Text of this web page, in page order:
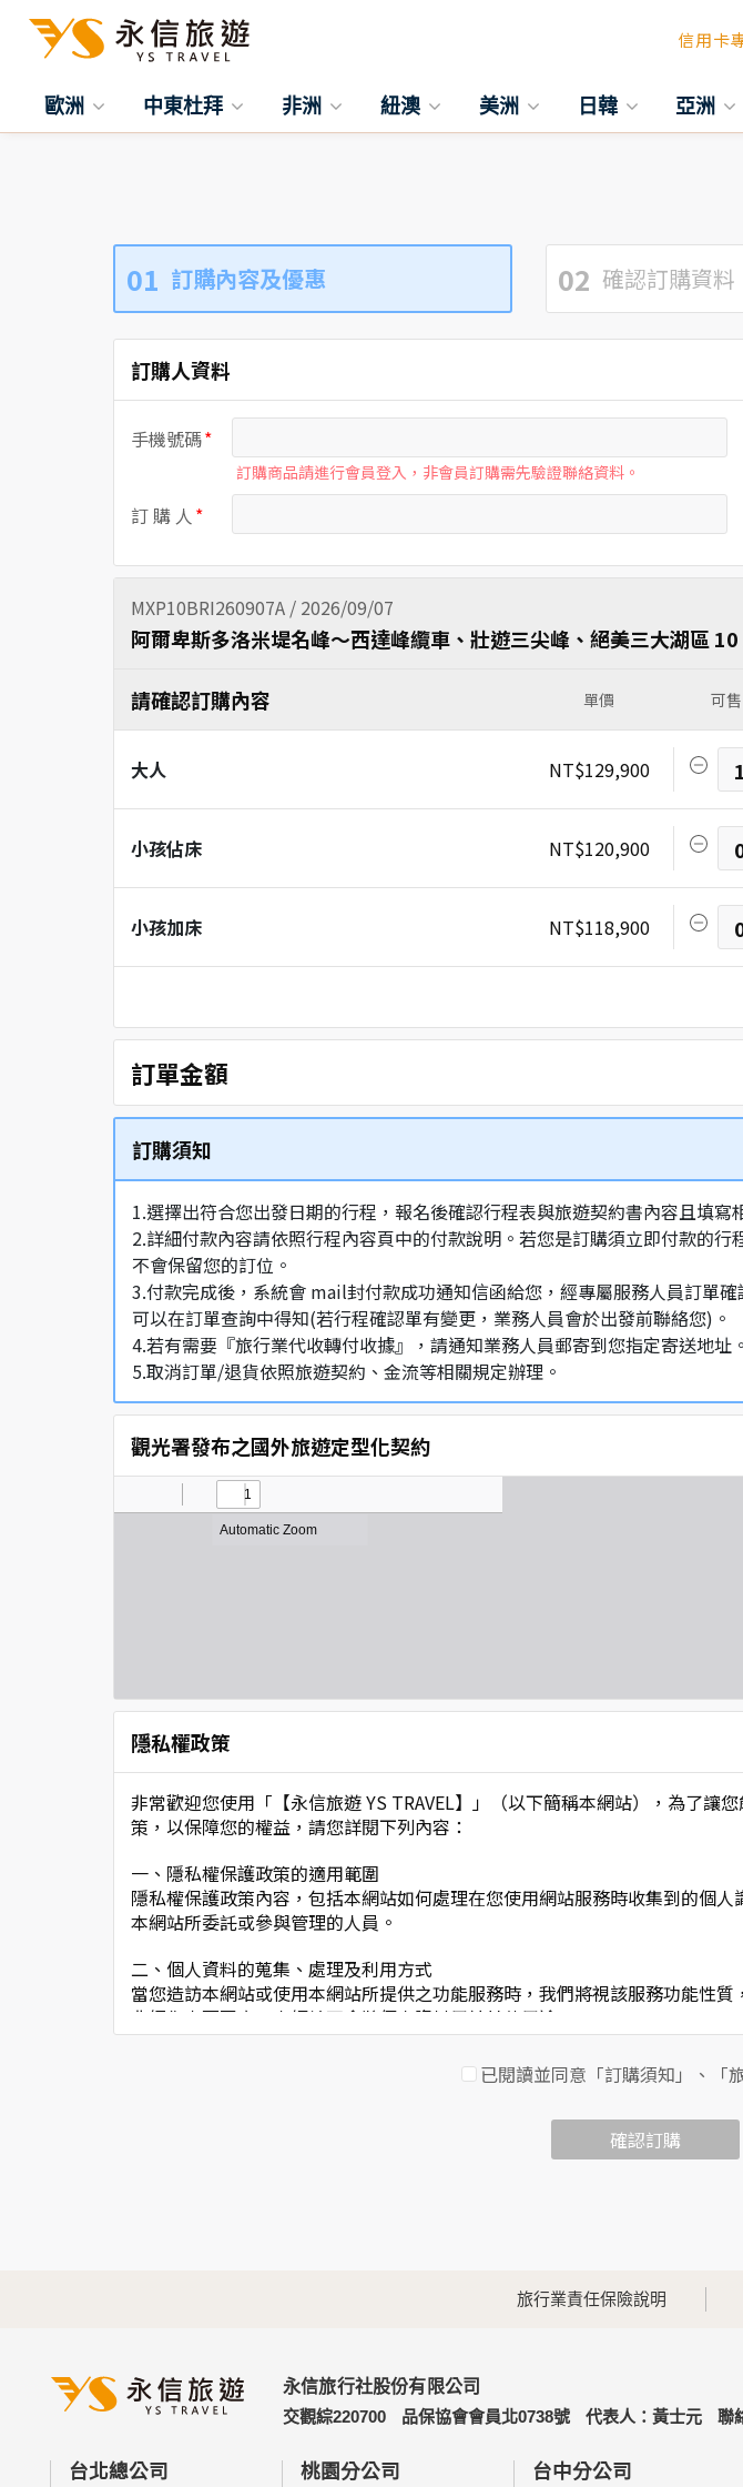
信用卡
歐洲 中東杜拜 非洲 紐澳 美洲 日韓 亞洲
01 訂購內容及優惠 02 確認訂購資料
訂購人資料
手機號碼
訂購商品請進行會員登入，非會員訂購需先驗證聯絡資料。
訂 購 人
MXP10BRI260907A / 2026/09/07
阿爾卑斯多洛米堤名峰～西達峰纜車、壯遊三尖峰、絕美三大湖區 10
請確認訂購內容 單價 可售
大人 NT$129,900 1
小孩佔床 NT$120,900
小孩加床 NT$118,900
訂單金額
訂購須知
1.選擇出符合您出發日期的行程，報名後確認行程表與旅遊契約書內容且填
2.詳細付款內容請依照行程內容頁中的付款說明。若您是訂購須立即付款的
不會保留您的訂位。
3.付款完成後，系統會 mail封付款成功通知信函給您，經專屬服務人員訂單
可以在訂單查詢中得知(若行程確認單有變更，業務人員會於出發前聯絡您)。
4.若有需要『旅行業代收轉付收據』，請通知業務人員郵寄到您指定寄送地址。
5.取消訂單/退貨依照旅遊契約、金流等相關規定辦理。
觀光署發布之國外旅遊定型化契約
隱私權政策
非常歡迎您使用「【永信旅遊 YS TRAVEL】」（以下簡稱本網站），為了
策，以保障您的權益，請您詳閱下列內容：
一、隱私權保護政策的適用範圍
隱私權保護政策內容，包括本網站如何處理在您使用網站服務時收集到的個
本網站所委託或參與管理的人員。
二、個人資料的蒐集、處理及利用方式
當您造訪本網站或使用本網站所提供之功能服務時，我們將視該服務功能性
非經您書面同意，本網站不會將個人資料用於其他用途。
本網站在您使用服務信箱、問卷調查等互動性功能時，會保留您所提供的姓
於一般瀏覽時，伺服器會自行記錄相關行徑，包括您使用連線設備的IP位址
考依據，此記錄為內部應用，決不對外公佈。
為提供精確的服務，我們會將收集的問卷調查內容進行統計與分析，分析結
五、與第三人共用個人資料之政策
本網站絕不會提供、交換、出租或出售任何您的個人資料給其他個人、團體
前項但書之情形包括不限於：
已閱讀並同意「訂購須知」、「
確認訂購
旅行業責任保險說明
永信旅行社股份有限公司
交觀綜220700
品保協會會員北0738號 代表人：黃士元 聯
台北總公司 桃園分公司 台中分公司